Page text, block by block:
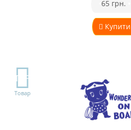
Купити
65 грн.
TOP
Товар